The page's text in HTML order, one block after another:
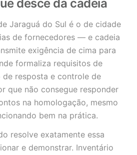
desce da cadeia
Jaraguá do Sul é o de cidade
de fornecedores — e cadeia
exigência de cima para
formaliza requisitos de
resposta e controle de
que não consegue responder
na homologação, mesmo
bem na prática.
resolve exatamente essa
e demonstrar. Inventário